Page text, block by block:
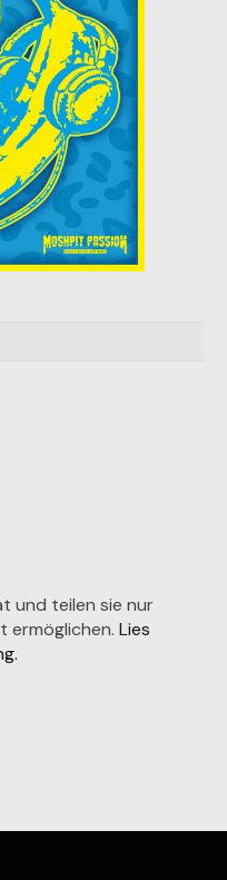
und teilen sie nur
ermöglichen. Lies